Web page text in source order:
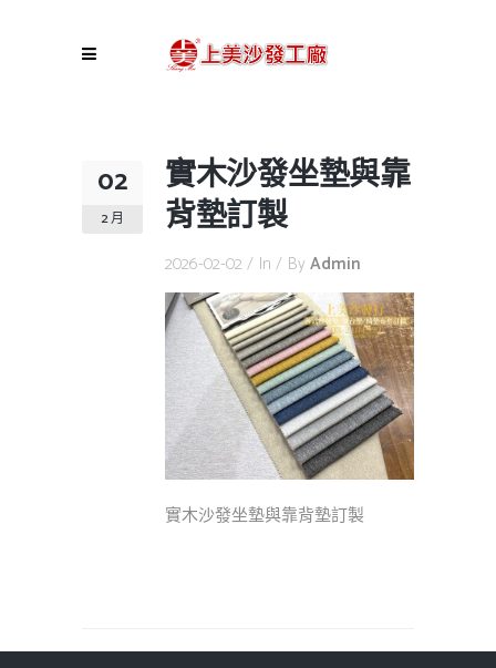
02
2 月
實木沙發坐墊與靠
背墊訂製
2026-02-02 In By Admin
實木沙發坐墊與靠背墊訂製